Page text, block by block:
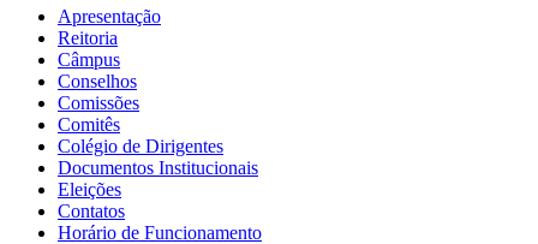
Apresentação
Reitoria
Câmpus
Conselhos
Comissões
Comitês
Colégio de Dirigentes
Documentos Institucionais
Eleições
Contatos
Horário de Funcionamento